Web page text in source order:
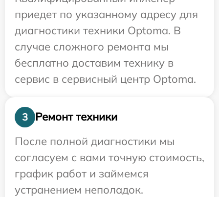
приедет по указанному адресу для
диагностики техники Optoma. В
случае сложного ремонта мы
бесплатно доставим технику в
сервис в сервисный центр Optoma.
3
Ремонт техники
После полной диагностики мы
согласуем с вами точную стоимость,
график работ и займемся
устранением неполадок.